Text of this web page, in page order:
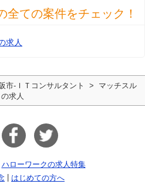
全ての案件をチェック！
求人
市-ＩＴコンサルタント
マッチスル
求人
ハローワークの求人特集
はじめての方へ